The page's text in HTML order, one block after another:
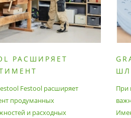
РАСШИРЯЕТ
И
МАТЕРИАЛОВ
Festool расширяет
продуманных
и расходных
При